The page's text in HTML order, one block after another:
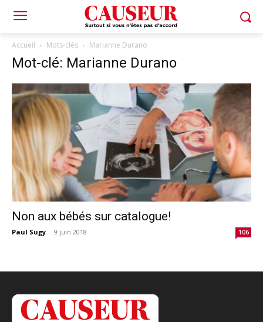
Accueil Mots-clés Marianne Durano
Mot-clé: Marianne Durano
Non aux bébés sur catalogue!
Paul Sugy - 9 juin 2018 106